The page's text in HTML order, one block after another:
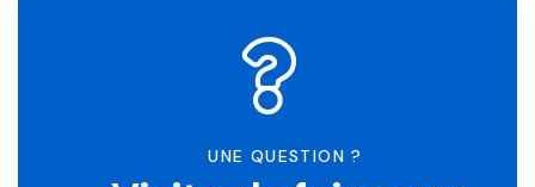
UNE QUESTION ?